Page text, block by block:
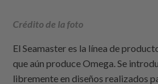
Crédito de la foto
El Seamaster es la línea de
que aún produce Omega. Se
libremente en diseños realizados